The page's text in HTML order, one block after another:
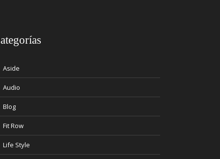
Aside
Audio
Blog
Fit Row
Life Style